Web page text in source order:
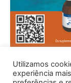
Utilizamos
experiência